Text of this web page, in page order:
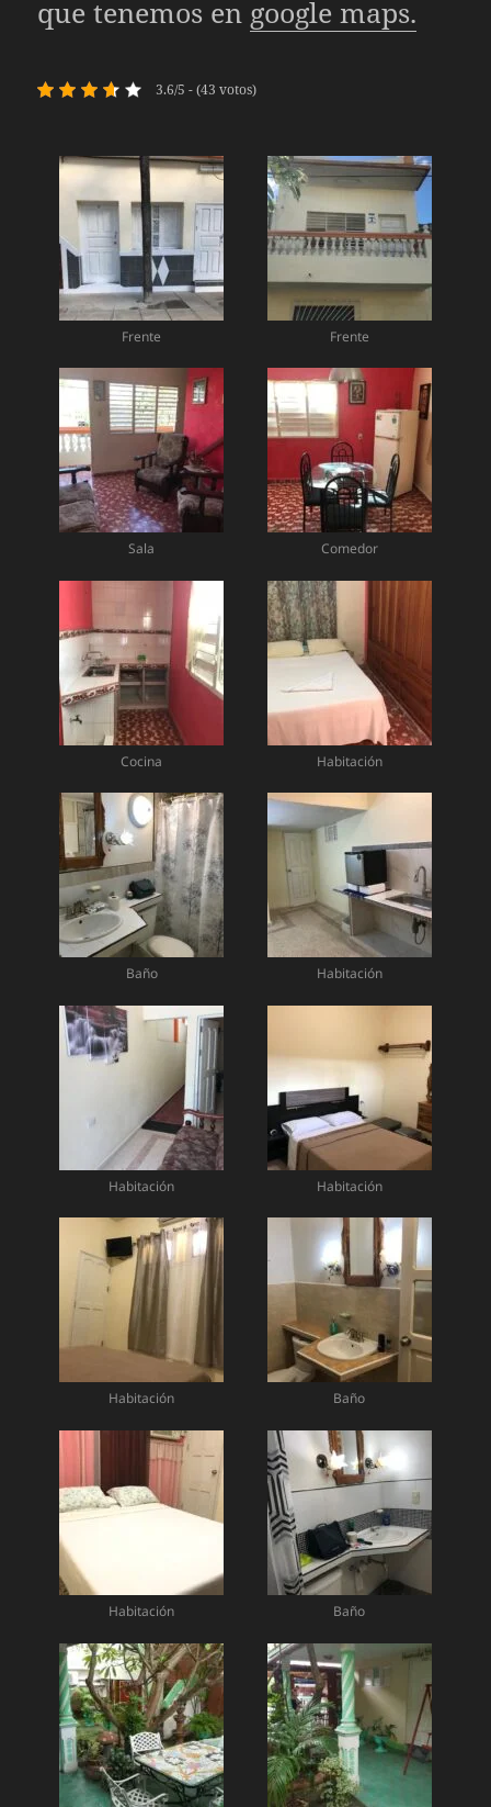
que tenemos en google maps.
3.6/5 - (43 votos)
Frente Frente
Sala Comedor
Cocina Habitación
Baño Habitación
Habitación Habitación
Habitación Baño
Habitación Baño